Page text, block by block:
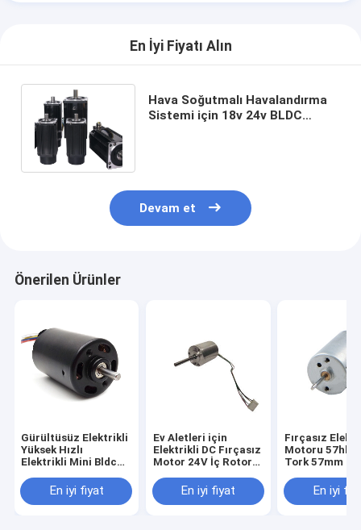
En İyi Fiyatı Alın
Hava Soğutmalı Havalandırma
Sistemi için 18v 24v BLDC
Devam et
Önerilen Ürünler
Gürültüsüz Elektrikli
Yüksek Hızlı
Elektrikli Mini Bldc
En iyi fiyat
Ev Aletleri için
Elektrikli DC Fırçasız
Motor 24V İç Rotor
En iyi fiyat
Fırçasız
Motoru 57hbl
Tork 57mm
En iyi